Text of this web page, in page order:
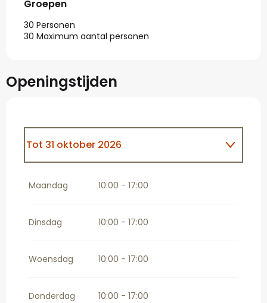
Groepen
Groepen
30 Personen
30 Maximum aantal personen
Openingstijden
Tot 31 oktober 2026
december 2026
Maandag 10:00 - 17:00
Dinsdag 10:00 - 17:00
Woensdag 10:00 - 17:00
Donderdag 10:00 - 17:00